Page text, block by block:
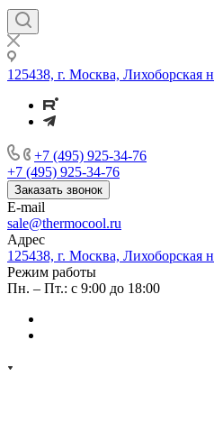
125438, г. Москва, Лихоборская
+7 (495) 925-34-76
+7 (495) 925-34-76
Заказать звонок
E-mail
sale@thermocool.ru
Адрес
125438, г. Москва, Лихоборская
Режим работы
Пн. – Пт.: с 9:00 до 18:00